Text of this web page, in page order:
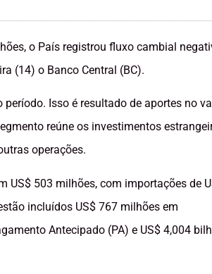
o País registrou fluxo cambial
(14) o Banco Central (BC).
Isso é resultado de aportes no
reúne os investimentos
operações.
US$ 503 milhões, com importações de
incluídos US$ 767 milhões em
Antecipado (PA) e US$ 4,004